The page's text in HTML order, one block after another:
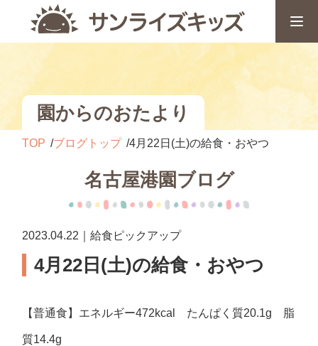
園からのおたより
TOP ブログトップ 4月22日(土)の給食・おやつ
名古屋港園ブログ
2023.04.22｜給食ピックアップ
4月22日(土)の給食・おやつ
【普通食】エネルギー472kcal たんぱく質20.1g 脂
質14.4g